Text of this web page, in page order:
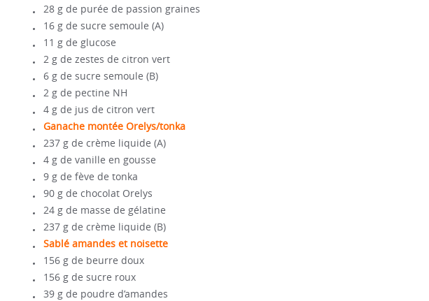
28 g de purée de passion graines
16 g de sucre semoule (A)
11 g de glucose
2 g de zestes de citron vert
6 g de sucre semoule (B)
2 g de pectine NH
4 g de jus de citron vert
Ganache montée Orelys/tonka
237 g de crème liquide (A)
4 g de vanille en gousse
9 g de fève de tonka
90 g de chocolat Orelys
24 g de masse de gélatine
237 g de crème liquide (B)
Sablé amandes et noisette
156 g de beurre doux
156 g de sucre roux
39 g de poudre d’amandes